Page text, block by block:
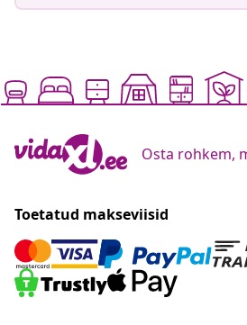
Osta rohkem,
Toetatud makseviisid